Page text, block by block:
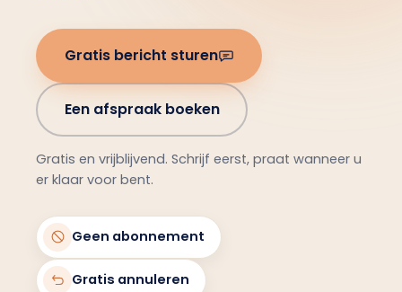
Gratis bericht sturen
Een afspraak boeken
Gratis en vrijblijvend. Schrijf eerst, praat wanneer u
er klaar voor bent.
Geen abonnement
Gratis annuleren